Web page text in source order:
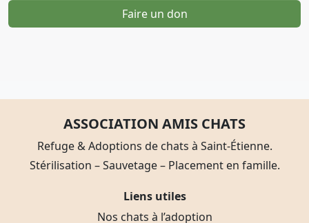
Faire un don
ASSOCIATION AMIS CHATS
Refuge & Adoptions de chats à Saint-Étienne.
Stérilisation – Sauvetage – Placement en famille.
Liens utiles
Nos chats à l’adoption